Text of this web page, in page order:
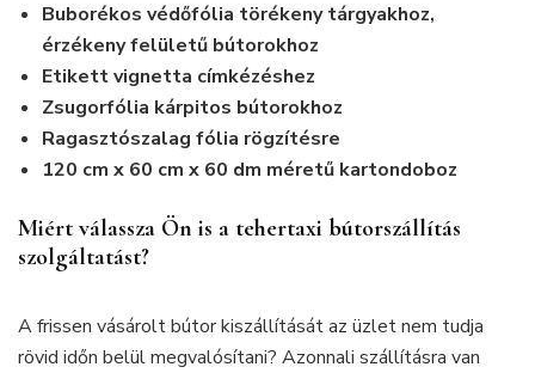
Buborékos védőfólia törékeny tárgyakhoz,
érzékeny felületű bútorokhoz
Etikett vignetta címkézéshez
Zsugorfólia kárpitos bútorokhoz
Ragasztószalag fólia rögzítésre
120 cm x 60 cm x 60 dm méretű kartondoboz
Miért válassza Ön is a tehertaxi bútorszállítás
szolgáltatást?
A frissen vásárolt bútor kiszállítását az üzlet nem tudja
rövid időn belül megvalósítani? Azonnali szállításra van